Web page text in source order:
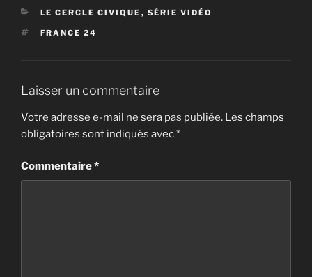
CATÉGORIES
LE CERCLE CIVIQUE , SÉRIE VIDÉO
ÉTIQUETTES
FRANCE 24
Laisser un commentaire
Votre adresse e-mail ne sera pas publiée. Les champs
obligatoires sont indiqués avec*
Commentaire*